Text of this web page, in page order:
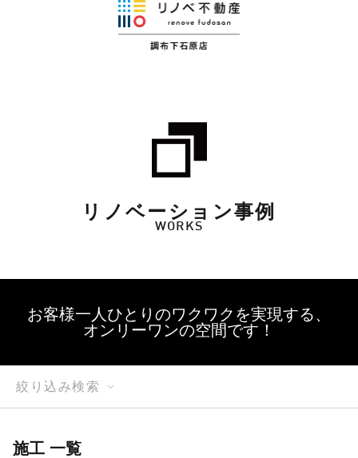
リノベーション事例
WORKS
お客様一人ひとりのワクワクを実現する、
オンリーワンの空間です！
絞り込み検索
施工 一覧